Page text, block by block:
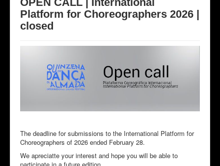
Platform for Choreographers 2026 |
closed
The deadline for submissions to the International Platform for
Choreographers of 2026 ended February 28.
We apreciatte your interest and hope you will be able to